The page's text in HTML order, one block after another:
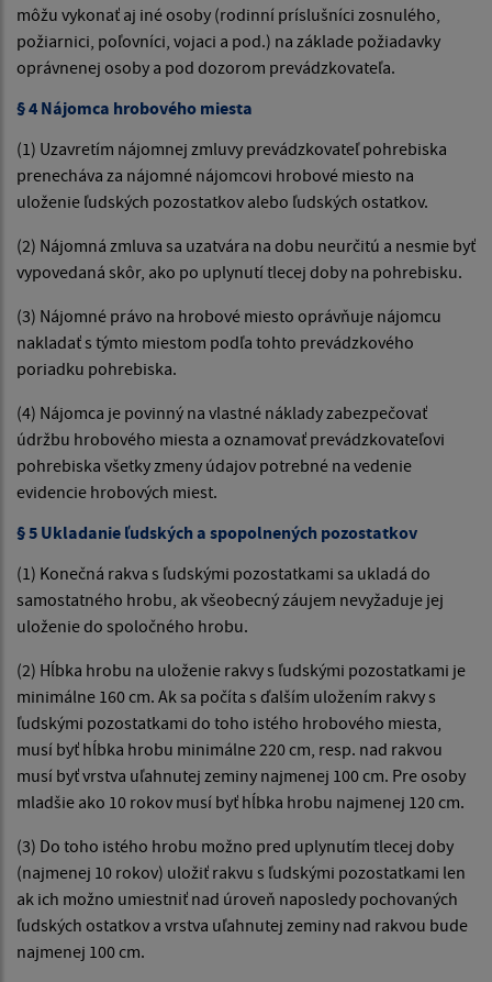
môžu vykonať aj iné osoby (rodinní príslušníci zosnulého,
požiarnici, poľovníci, vojaci a pod.) na základe požiadavky
oprávnenej osoby a pod dozorom prevádzkovateľa.
§ 4 Nájomca hrobového miesta
(1) Uzavretím nájomnej zmluvy prevádzkovateľ pohrebiska
prenecháva za nájomné nájomcovi hrobové miesto na
uloženie ľudských pozostatkov alebo ľudských ostatkov.
(2) Nájomná zmluva sa uzatvára na dobu neurčitú a nesmie byť
vypovedaná skôr, ako po uplynutí tlecej doby na pohrebisku.
(3) Nájomné právo na hrobové miesto oprávňuje nájomcu
nakladať s týmto miestom podľa tohto prevádzkového
poriadku pohrebiska.
(4) Nájomca je povinný na vlastné náklady zabezpečovať
údržbu hrobového miesta a oznamovať prevádzkovateľovi
pohrebiska všetky zmeny údajov potrebné na vedenie
evidencie hrobových miest.
§ 5 Ukladanie ľudských a spopolnených pozostatkov
(1) Konečná rakva s ľudskými pozostatkami sa ukladá do
samostatného hrobu, ak všeobecný záujem nevyžaduje jej
uloženie do spoločného hrobu.
(2) Hĺbka hrobu na uloženie rakvy s ľudskými pozostatkami je
minimálne 160 cm. Ak sa počíta s ďalším uložením rakvy s
ľudskými pozostatkami do toho istého hrobového miesta,
musí byť hĺbka hrobu minimálne 220 cm, resp. nad rakvou
musí byť vrstva uľahnutej zeminy najmenej 100 cm. Pre osoby
mladšie ako 10 rokov musí byť hĺbka hrobu najmenej 120 cm.
(3) Do toho istého hrobu možno pred uplynutím tlecej doby
(najmenej 10 rokov) uložiť rakvu s ľudskými pozostatkami len
ak ich možno umiestniť nad úroveň naposledy pochovaných
ľudských ostatkov a vrstva uľahnutej zeminy nad rakvou bude
najmenej 100 cm.